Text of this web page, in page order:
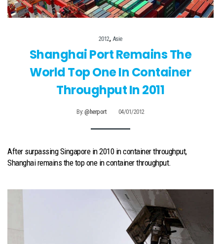
2012, Asie
Shanghai Port Remains The
World Top One In Container
Throughput In 2011
By:@herport 04/01/2012
After surpassing Singapore in 2010 in container throughput,
Shanghai remains the top one in container throughput.